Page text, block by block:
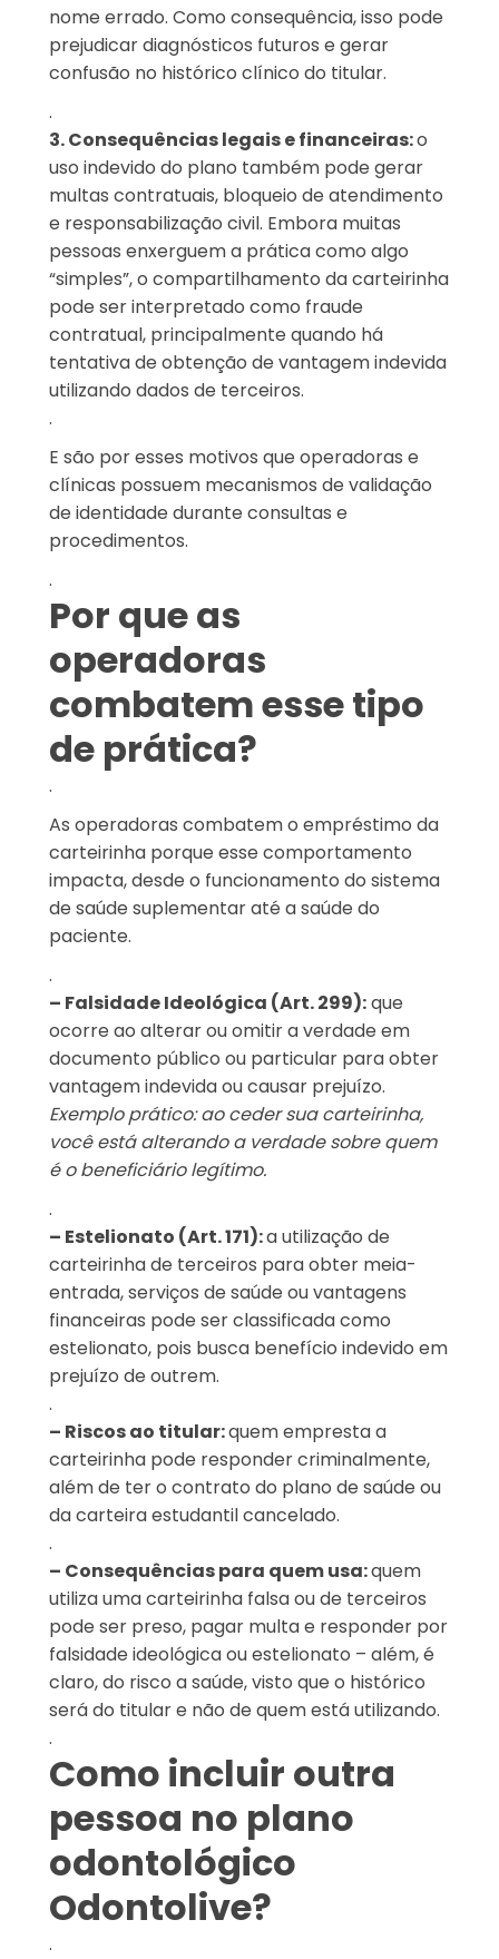
nome errado. Como consequência, isso pode
prejudicar diagnósticos futuros e gerar
confusão no histórico clínico do titular.
.
3. Consequências legais e financeiras:o
uso indevido do plano também pode gerar
multas contratuais, bloqueio de atendimento
e responsabilização civil. Embora muitas
pessoas enxerguem a prática como algo
“simples”, o compartilhamento da carteirinha
pode ser interpretado como fraude
contratual, principalmente quando há
tentativa de obtenção de vantagem indevida
utilizando dados de terceiros.
.
E são por esses motivos que operadoras e
clínicas possuem mecanismos de validação
de identidade durante consultas e
procedimentos.
.
Por que as
operadoras
combatem esse tipo
de prática?
.
As operadoras combatem o empréstimo da
carteirinha porque esse comportamento
impacta, desde o funcionamento do sistema
de saúde suplementar até a saúde do
paciente.
.
– Falsidade Ideológica (Art. 299):que
ocorre ao alterar ou omitir a verdade em
documento público ou particular para obter
vantagem indevida ou causar prejuízo.
Exemplo prático: ao ceder sua carteirinha,
você está alterando a verdade sobre quem
é o beneficiário legítimo.
.
– Estelionato (Art. 171):a utilização de
carteirinha de terceiros para obter meia-
entrada, serviços de saúde ou vantagens
financeiras pode ser classificada como
estelionato, pois busca benefício indevido em
prejuízo de outrem.
.
– Riscos ao titular:quem empresta a
carteirinha pode responder criminalmente,
além de ter o contrato do plano de saúde ou
da carteira estudantil cancelado.
.
– Consequências para quem usa:quem
utiliza uma carteirinha falsa ou de terceiros
pode ser preso, pagar multa e responder por
falsidade ideológica ou estelionato – além, é
claro, do risco a saúde, visto que o histórico
será do titular e não de quem está utilizando.
.
Como incluir outra
pessoa no plano
odontológico
Odontolive?
.